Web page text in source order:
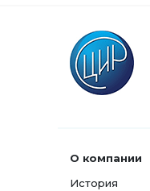
О компании
История